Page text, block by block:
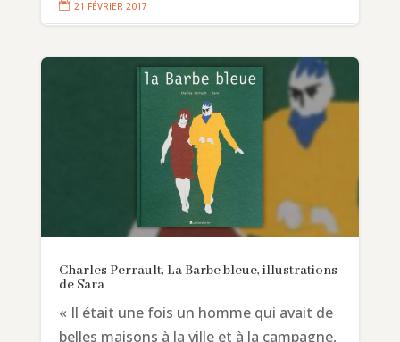
 21 FÉVRIER 2017
Charles Perrault, La Barbe bleue, illustrations
de Sara
« Il était une fois un homme qui avait de
belles maisons à la ville et à la campagne,